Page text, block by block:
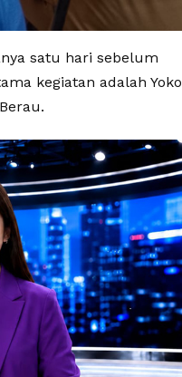
satu hari sebelum
kegiatan adalah Yoko